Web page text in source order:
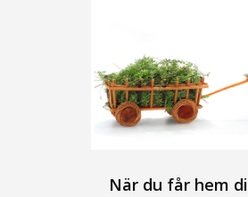
När du får hem